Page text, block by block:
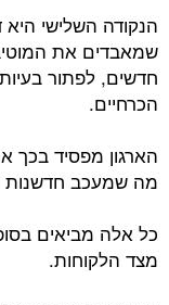
הנקודה השלישי
שמאבדים את
חדשים, לפתור
הכרחיים.
הארגון מפסיד בכך
מה שמעכב חדשנות
כל אלה מביאים
מצד הלקוחות.